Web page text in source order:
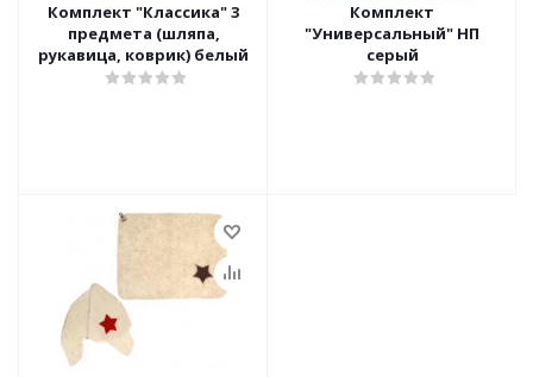
Комплект "Классика" 3
предмета (шляпа,
рукавица, коврик) белый
Комплект
"Универсальный" НП
серый